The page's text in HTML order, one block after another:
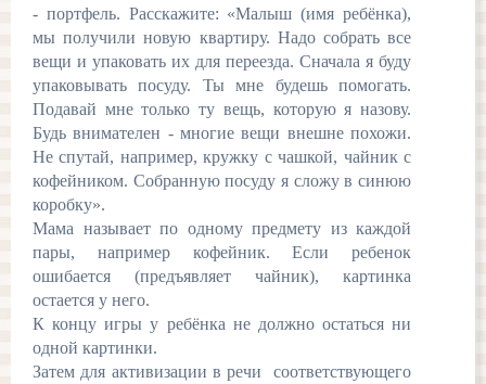
- портфель. Расскажите: «Малыш (имя ребёнка),
мы получили новую квартиру. Надо собрать все
вещи и упаковать их для переезда. Сначала я буду
упаковывать посуду. Ты мне будешь помогать.
Подавай мне только ту вещь, которую я назову.
Будь внимателен - многие вещи внешне похожи.
Не спутай, например, кружку с чашкой, чайник с
кофейником. Собранную посуду я сложу в синюю
коробку».
Мама называет по одному предмету из каждой
пары, например кофейник. Если ребенок
ошибается (предъявляет чайник), картинка
остается у него.
К концу игры у ребёнка не должно остаться ни
одной картинки.
Затем для активизации в речи соответствующего